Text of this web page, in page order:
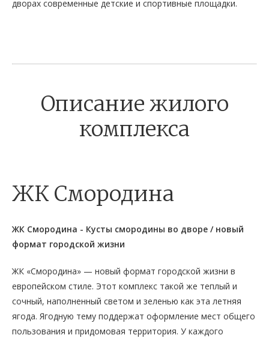
дворах современные детские и спортивные площадки.
Описание жилого
комплекса
ЖК Смородина
ЖК Смородина - Кусты смородины во дворе / новый
формат городской жизни
ЖК «Смородина» — новый формат городской жизни в
европейском стиле. Этот комплекс такой же теплый и
сочный, наполненный светом и зеленью как эта летняя
ягода. Ягодную тему поддержат оформление мест общего
пользования и придомовая территория. У каждого